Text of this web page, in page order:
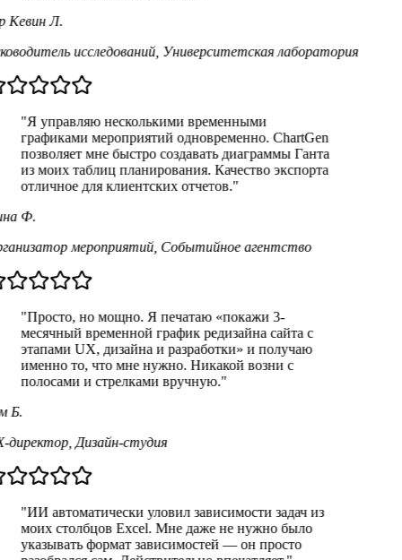
Кевин Л.
исследований, Университетская лаборатория
"Я управляю несколькими временными
графиками мероприятий одновременно. ChartGen
позволяет мне быстро создавать диаграммы Ганта
из моих таблиц планирования. Качество экспорта
отличное для клиентских отчетов."
Ф.
мероприятий, Событийное агентство
"Просто, но мощно. Я печатаю «покажи 3-
месячный временной график редизайна сайта с
этапами UX, дизайна и разработки» и получаю
именно то, что мне нужно. Никакой возни с
полосами и стрелками вручную."
Б.
директор, Дизайн-студия
"ИИ автоматически уловил зависимости задач из
моих столбцов Excel. Мне даже не нужно было
указывать формат зависимостей — он просто